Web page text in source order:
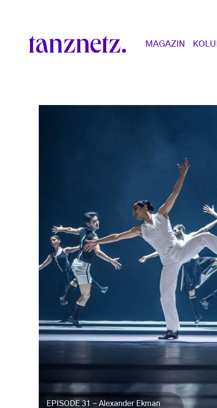
Main navigation
MAGAZIN
EPISODE 31 - Alexander Ekman